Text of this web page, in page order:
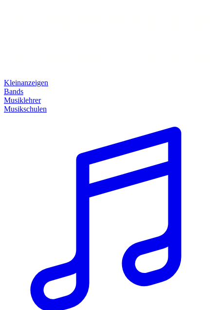
Kleinanzeigen
Bands
Musiklehrer
Musikschulen